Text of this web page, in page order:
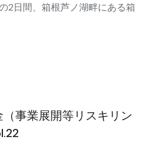
2日間、箱根芦ノ湖畔にある箱
事業展開等リスキリン